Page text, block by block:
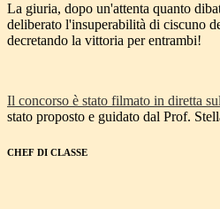
La giuria, dopo un'attenta quanto
deliberato l'insuperabilità di ciscuno
decretando la vittoria per entrambi!
Il concorso è stato filmato in diretta
stato proposto e guidato dal Prof.
CHEF DI CLASSE